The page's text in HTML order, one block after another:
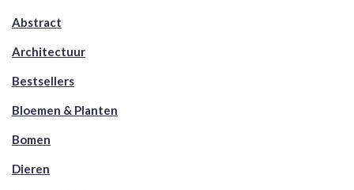
Abstract
Architectuur
Bestsellers
Bloemen & Planten
Bomen
Dieren